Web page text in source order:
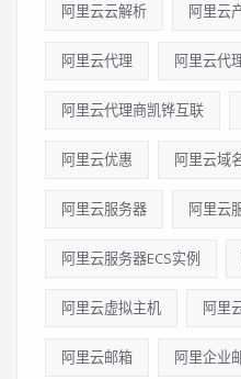
阿里云云解析 阿里云
阿里云代理 阿里云代
阿里云代理商凯铧互联
阿里云优惠 阿里云域
阿里云服务器 阿里云
阿里云服务器ECS实例
阿里云虚拟主机 阿里
阿里云邮箱 阿里企业